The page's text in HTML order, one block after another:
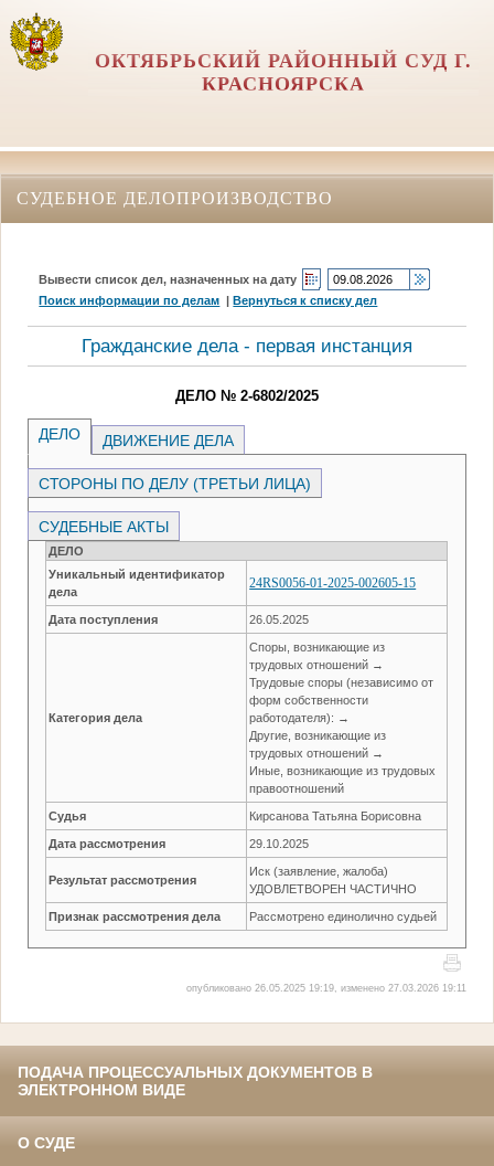
ОКТЯБРЬСКИЙ РАЙОННЫЙ СУД Г.
КРАСНОЯРСКА
СУДЕБНОЕ ДЕЛОПРОИЗВОДСТВО
Вывести список дел, назначенных на дату
Поиск информации по делам |Вернуться к списку дел
Гражданские дела - первая инстанция
ДЕЛО № 2-6802/2025
ДЕЛО ДВИЖЕНИЕ ДЕЛА
СТОРОНЫ ПО ДЕЛУ (ТРЕТЬИ ЛИЦА)
СУДЕБНЫЕ АКТЫ
ДЕЛО
Уникальный идентификатор
дела
24RS0056-01-2025-002605-15
Дата поступления 26.05.2025
Категория дела
Споры, возникающие из
трудовых отношений →
Трудовые споры (независимо от
форм собственности
работодателя): →
Другие, возникающие из
трудовых отношений →
Иные, возникающие из трудовых
правоотношений
Судья Кирсанова Татьяна Борисовна
Дата рассмотрения 29.10.2025
Результат рассмотрения
Иск (заявление, жалоба)
УДОВЛЕТВОРЕН ЧАСТИЧНО
Признак рассмотрения дела Рассмотрено единолично судьей
опубликовано 26.05.2025 19:19, изменено 27.03.2026 19:11
ПОДАЧА ПРОЦЕССУАЛЬНЫХ ДОКУМЕНТОВ В
ЭЛЕКТРОННОМ ВИДЕ
О СУДЕ